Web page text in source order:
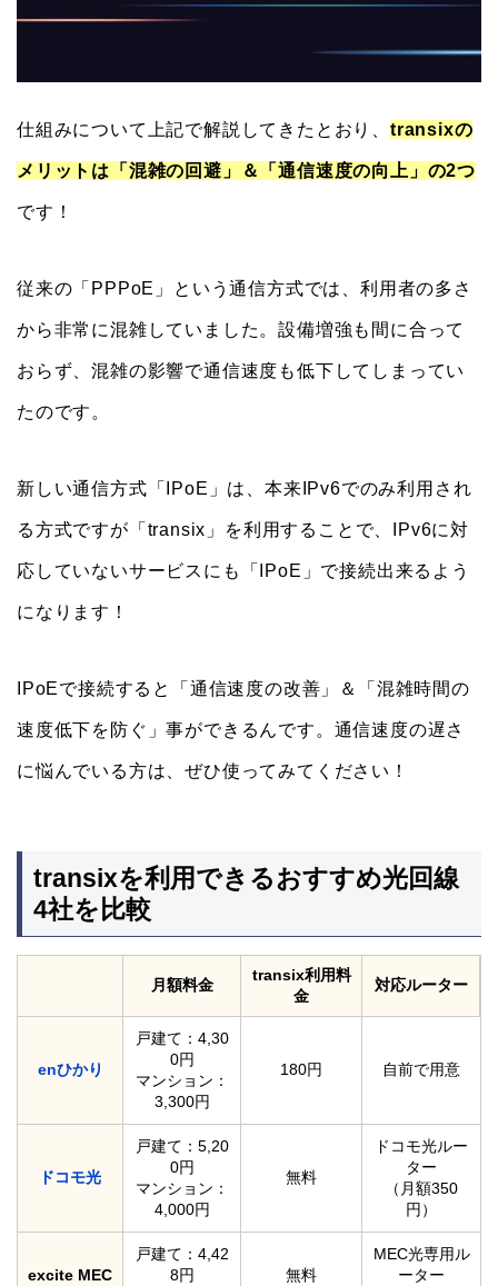
仕組みについて上記で解説してきたとおり、 transixの
メリットは「混雑の回避」＆「通信速度の向上」の2つ
です！
従来の「PPPoE」という通信方式では、利用者の多さ
から非常に混雑していました。設備増強も間に合って
おらず、混雑の影響で通信速度も低下してしまってい
たのです。
新しい通信方式「IPoE」は、本来IPv6でのみ利用され
る方式ですが「transix」を利用することで、IPv6に対
応していないサービスにも「IPoE」で接続出来るよう
になります！
IPoEで接続すると「通信速度の改善」＆「混雑時間の
速度低下を防ぐ」事ができるんです。通信速度の遅さ
に悩んでいる方は、ぜひ使ってみてください！
transixを利用できるおすすめ光回線
4社を比較
月額料金
transix利用料
金
対応ルーター
enひかり
戸建て：4,30
0円
マンション：
3,300円
180円 自前で用意
ドコモ光
戸建て：5,20
0円
マンション：
4,000円
無料
ドコモ光ルー
ター
（月額350
円）
excite MEC
戸建て：4,42
8円
無料
MEC光専用ル
ーター